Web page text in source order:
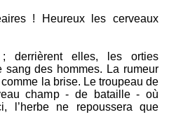
! Heureux les cerveaux
; derrièrent elles, les orties
sang des hommes. La rumeur
comme la brise. Le troupeau de
champ - de bataille - où
l’herbe ne repoussera que